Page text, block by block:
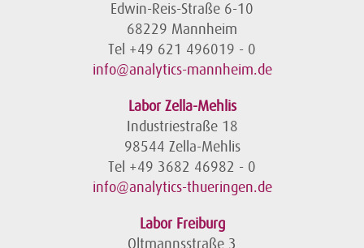
Edwin-Reis-Straße 6-10
68229 Mannheim
Tel +49 621 496019 - 0
info@analytics-mannheim.de
Labor Zella-Mehlis
Industriestraße 18
98544 Zella-Mehlis
Tel +49 3682 46982 - 0
info@analytics-thueringen.de
Labor Freiburg
Oltmannsstraße 3